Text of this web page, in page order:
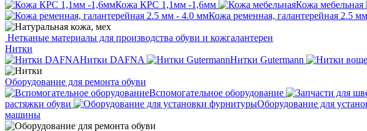
Кожа КРС 1,1мм -1,6мм
Кожа мебельная
Кожа ременная, галантерейная 2.5
Нетканые материалы для производства обуви и кожгалантереи
Нитки
Нитки DAFNA
Нитки Gutermann
Оборудование для ремонта обуви
Вспомогательное оборудование
растяжки обуви
Оборудование для
машины